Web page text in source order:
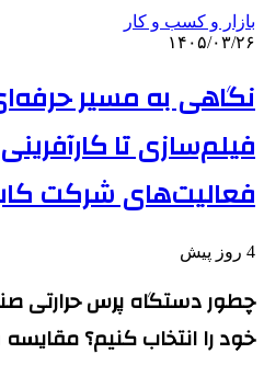
بازار و کسب و کار
۱۴۰۵/۰۳/۲۶
نگاهی به مسیر
فیلم‌سازی تا
فعالیت‌های شرکت
4 روز پیش
چطور دستگاه پرس حرارتی
خود را انتخاب کنیم؟